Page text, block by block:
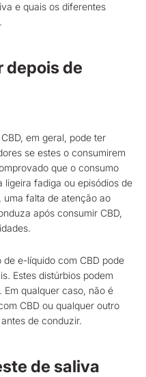
e quais os diferentes
depois de
em geral, pode ter
se estes o consumirem
que o consumo
fadiga ou episódios de
uma falta de atenção ao
após consumir CBD,
e-líquido com CBD pode
Estes distúrbios podem
qualquer caso, não é
CBD ou qualquer outro
de conduzir.
de saliva